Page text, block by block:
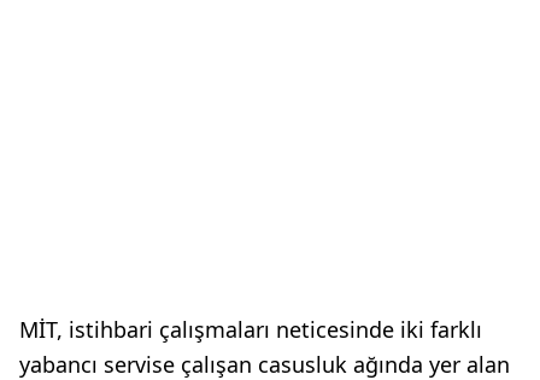
MİT, istihbari çalışmaları neticesinde iki farklı
yabancı servise çalışan casusluk ağında yer alan